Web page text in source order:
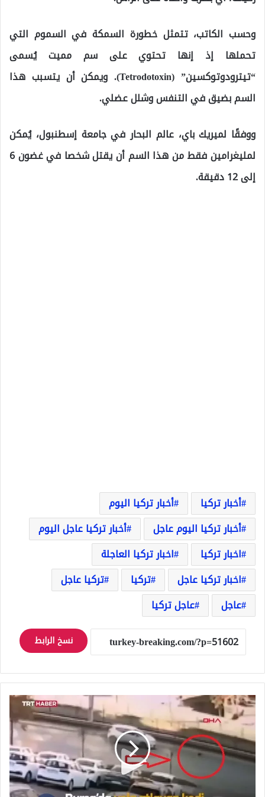
وحسب الكاتب، تتمثل خطورة السمكة في السموم التي
تحملها إذ إنها تحتوي على سم مميت يُسمى
“تيترودوتوكسين” (Tetrodotoxin). ويمكن أن يتسبب هذا
السم بضيق في التنفس وشلل عضلي.
ووفقًا لميريك باي، عالم البحار في جامعة إسطنبول، يُمكن
لمليغرامين فقط من هذا السم أن يقتل شخصا في غضون 6
إلى 12 دقيقة.
أخبار تركيا
أخبار تركيا اليوم
أخبار تركيا اليوم عاجل
أخبار تركيا عاجل اليوم
اخبار تركيا
اخبار تركيا العاجلة
اخبار تركيا عاجل
تركيا
تركيا عاجل
عاجل
عاجل تركيا
نسخ الرابط
شاهد
بالفيديو
كيف
سبّبت
قطة
صغيرة